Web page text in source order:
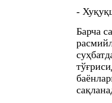
-
Барча